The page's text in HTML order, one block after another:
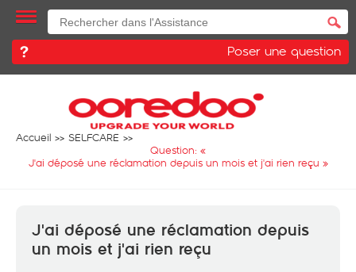
Poser une question
Accueil
SELFCARE
Question: «
J'ai déposé une réclamation depuis un mois et j'ai rien reçu »
J'ai déposé une réclamation depuis
un mois et j'ai rien reçu